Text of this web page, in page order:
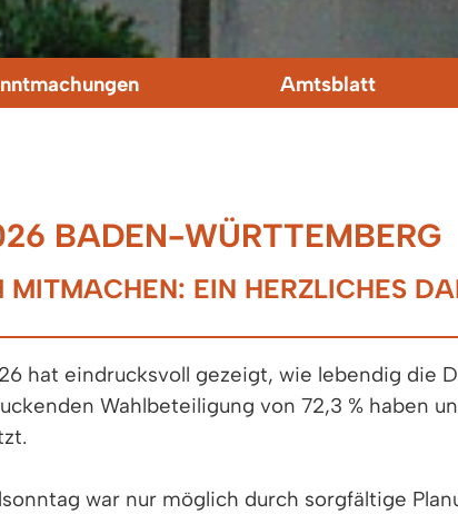
Amtsblatt
BADEN-WÜRTTEMBERG
EIN HERZLICHES
hat eindrucksvoll gezeigt, wie lebendig die
Wahlbeteiligung von 72,3 % haben
war nur möglich durch sorgfältige